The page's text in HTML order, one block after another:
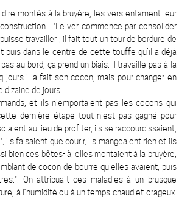
dire montés à la bruyère, les vers entament leur
: "Le ver commence par consolider
travailler ; il fait tout un tour de bordure de
puis dans le centre de cette touffe qu’il a déjà
au bord, ça prend un biais. Il travaille pas à la
jours il a fait son cocon, mais pour changer en
dizaine de jours.
et ils n’emportaient pas les cocons qui
dernière étape tout n’est pas gagné pour
au lieu de profiter, ils se raccourcissaient,
ils faisaient que courir, ils mangeaient rien et ils
bien ces bêtes-là, elles montaient à la bruyère,
de cocon de bourre qu’elles avaient, puis
On attribuait ces maladies à un brusque
à l’humidité ou à un temps chaud et orageux.